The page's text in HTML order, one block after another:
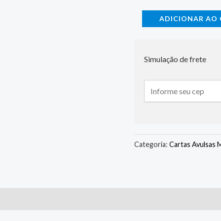
ADICIONAR AO
Simulação de frete
Categoria: Cartas Avulsas